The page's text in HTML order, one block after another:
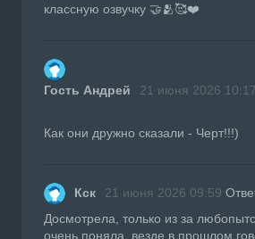
классную озвучку 🤝🫂🥰❤️
Гость Андрей 21 июня 2026 10:17
Как они дружно сказали - Черт!!!)
Кск 21 июня 2026 09:59
Досмотрела, только из за
очень поняла, везде в прошлом